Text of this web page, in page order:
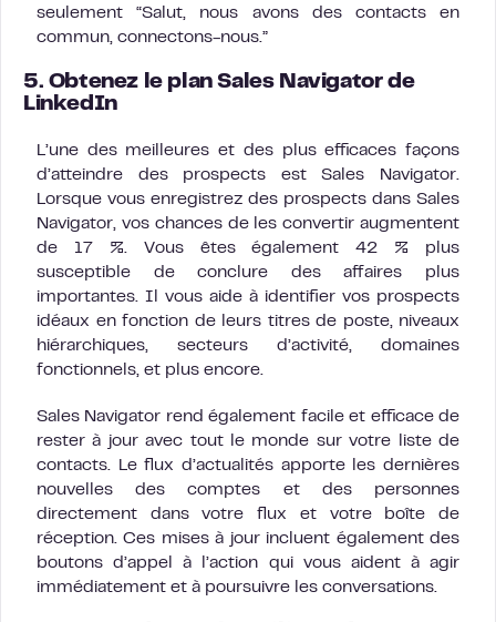
seulement “Salut, nous avons des contacts en
commun, connectons-nous.”
5. Obtenez le plan Sales Navigator de
LinkedIn
L’une des meilleures et des plus efficaces façons
d’atteindre des prospects est Sales Navigator.
Lorsque vous enregistrez des prospects dans Sales
Navigator, vos chances de les convertir augmentent
de 17 %. Vous êtes également 42 % plus
susceptible de conclure des affaires plus
importantes. Il vous aide à identifier vos prospects
idéaux en fonction de leurs titres de poste, niveaux
hiérarchiques, secteurs d’activité, domaines
fonctionnels, et plus encore.
Sales Navigator rend également facile et efficace de
rester à jour avec tout le monde sur votre liste de
contacts. Le flux d’actualités apporte les dernières
nouvelles des comptes et des personnes
directement dans votre flux et votre boîte de
réception. Ces mises à jour incluent également des
boutons d’appel à l’action qui vous aident à agir
immédiatement et à poursuivre les conversations.